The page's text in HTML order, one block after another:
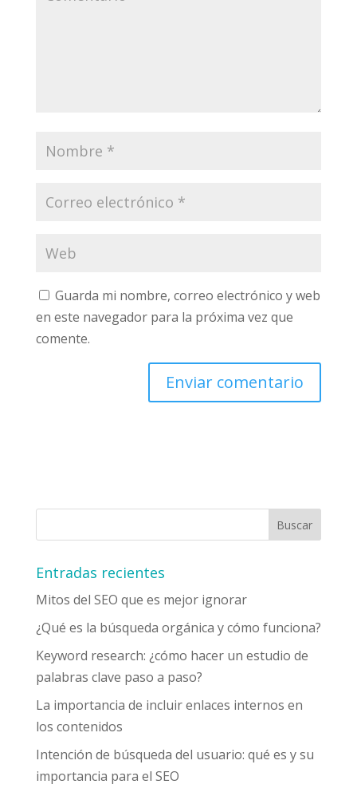
Guarda mi nombre, correo electrónico y web
en este navegador para la próxima vez que
comente.
Entradas recientes
Mitos del SEO que es mejor ignorar
¿Qué es la búsqueda orgánica y cómo funciona?
Keyword research: ¿cómo hacer un estudio de
palabras clave paso a paso?
La importancia de incluir enlaces internos en
los contenidos
Intención de búsqueda del usuario: qué es y su
importancia para el SEO